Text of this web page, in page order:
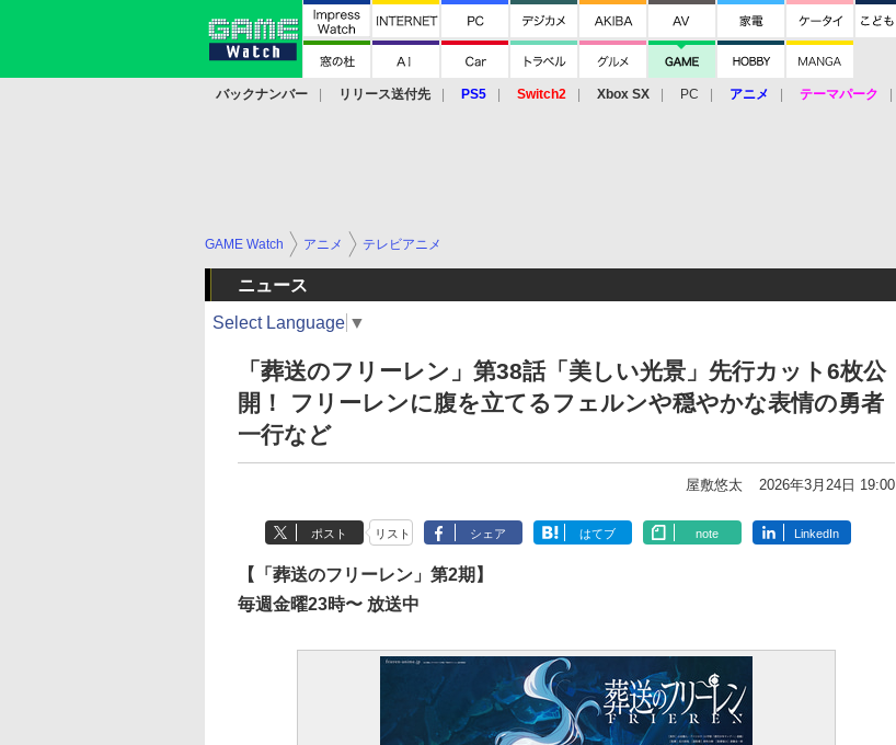
バックナンバー リリース送付先 PS5 Switch2 Xbox SX PC アニメ テーマパーク
GAME Watch アニメ テレビアニメ
ニュース
Select Language ▼
「葬送のフリーレン」第38話「美しい光景」先行カット6枚公
開！ フリーレンに腹を立てるフェルンや穏やかな表情の勇者
一行など
屋敷悠太 2026年3月24日 19:00
ポスト リスト シェア はてブ note LinkedIn
【「葬送のフリーレン」第2期】
毎週金曜23時〜 放送中